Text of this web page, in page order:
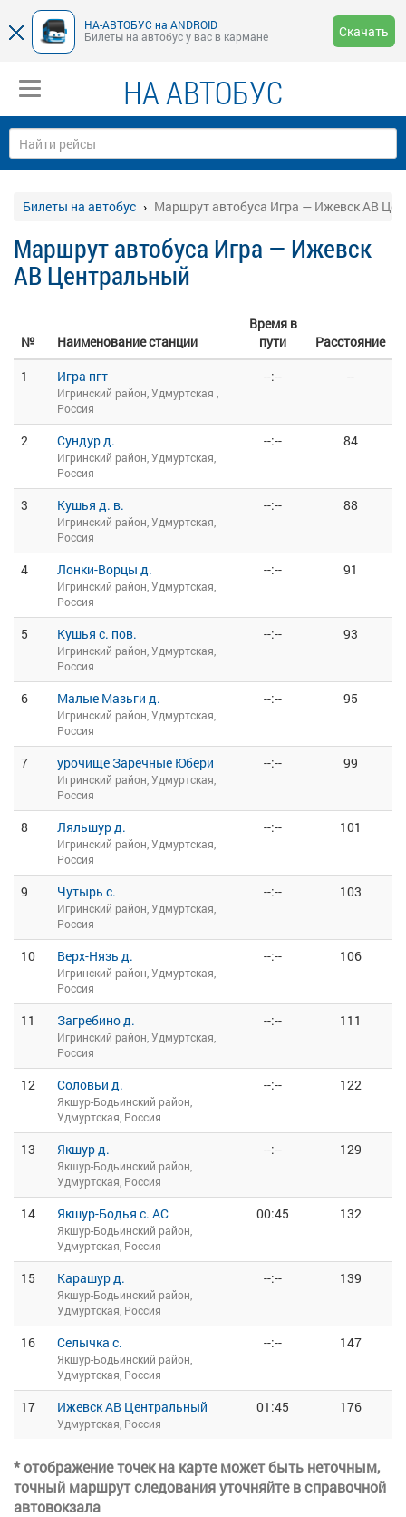
НА-АВТОБУС на ANDROID
Билеты на автобус у вас в кармане
Скачать
НА АВТОБУС
Билеты на автобус Маршрут автобуса Игра — Ижевск АВ
Маршрут автобуса Игра — Ижевск
АВ Центральный
№ Наименование станции
Время в
пути
Расстояние
1
Игра пгт
Игринский район, Удмуртская ,
Россия
--:-- --
2 Сундур д.
Игринский район, Удмуртская,
Россия
--:-- 84
3 Кушья д. в.
Игринский район, Удмуртская,
Россия
--:-- 88
4 Лонки-Ворцы д.
Игринский район, Удмуртская,
Россия
--:-- 91
5 Кушья с. пов.
Игринский район, Удмуртская,
Россия
--:-- 93
6 Малые Мазьги д.
Игринский район, Удмуртская,
Россия
--:-- 95
7 урочище Заречные Юбери
Игринский район, Удмуртская,
Россия
--:-- 99
8 Ляльшур д.
Игринский район, Удмуртская,
Россия
--:-- 101
9 Чутырь с.
Игринский район, Удмуртская,
Россия
--:-- 103
10 Верх-Нязь д.
Игринский район, Удмуртская,
Россия
--:-- 106
11 Загребино д.
Игринский район, Удмуртская,
Россия
--:-- 111
12 Соловьи д.
Якшур-Бодьинский район,
Удмуртская, Россия
--:-- 122
13 Якшур д.
Якшур-Бодьинский район,
Удмуртская, Россия
--:-- 129
14 Якшур-Бодья с. АС
Якшур-Бодьинский район,
Удмуртская, Россия
00:45 132
15 Карашур д.
Якшур-Бодьинский район,
Удмуртская, Россия
--:-- 139
16 Селычка с.
Якшур-Бодьинский район,
Удмуртская, Россия
--:-- 147
17 Ижевск АВ Центральный
Удмуртская, Россия
01:45 176
* отображение точек на карте может быть неточным,
точный маршрут следования уточняйте в справочной
автовокзала